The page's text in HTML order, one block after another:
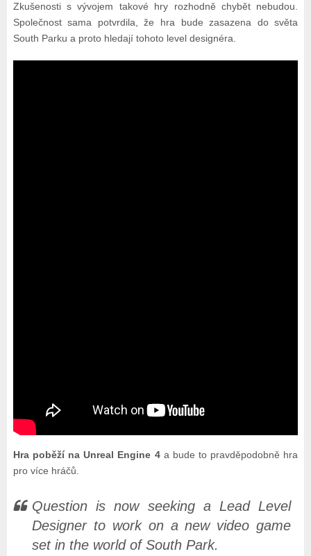
Zkušenosti s vývojem takové hry rozhodně chybět nebudou.
Společnost sama potvrdila, že hra bude zasazena do světa
South Parku a proto hledají tohoto level designéra.
Hra poběží na Unreal Engine 4a bude to pravděpodobně hra
pro více hráčů.
Question is now seeking a Lead Level
Designer to work on a new video game
set in the world of South Park.